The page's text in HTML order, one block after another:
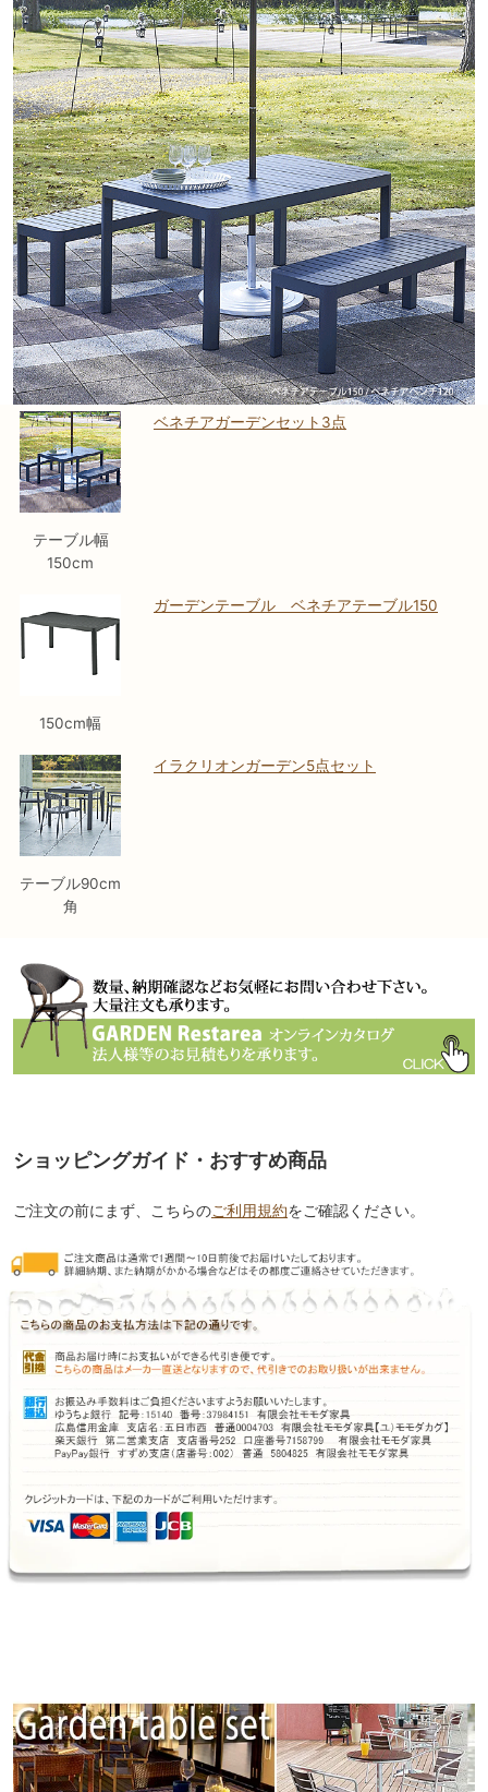
テーブル幅
150cm
ベネチアガーデンセット3点
150cm幅
ガーデンテーブル ベネチアテーブル150
テーブル90cm
角
イラクリオンガーデン5点セット
ショッピングガイド・おすすめ商品
ご注文の前にまず、こちらのご利用規約をご確認ください。